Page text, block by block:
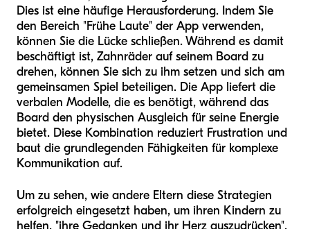
Dies ist eine häufige Herausforderung. Indem Sie
den Bereich "Frühe Laute" der App verwenden,
können Sie die Lücke schließen. Während es damit
beschäftigt ist, Zahnräder auf seinem Board zu
drehen, können Sie sich zu ihm setzen und sich am
gemeinsamen Spiel beteiligen. Die App liefert die
verbalen Modelle, die es benötigt, während das
Board den physischen Ausgleich für seine Energie
bietet. Diese Kombination reduziert Frustration und
baut die grundlegenden Fähigkeiten für komplexe
Kommunikation auf.
Um zu sehen, wie andere Eltern diese Strategien
erfolgreich eingesetzt haben, um ihren Kindern zu
helfen, "ihre Gedanken und ihr Herz auszudrücken",